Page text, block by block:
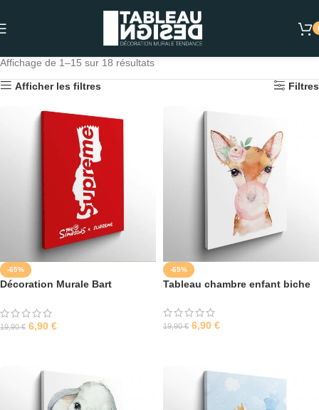
Affichage de 1–15 sur 18 résultats
Afficher les filtres Filtres
-65%
Décoration Murale Bart
19,90€ 6,90 €
-65%
Tableau chambre enfant biche
19,90€ 6,90 €